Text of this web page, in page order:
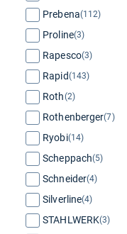
Prebena(112)
Proline(3)
Rapesco(3)
Rapid(143)
Roth(2)
Rothenberger(7)
Ryobi(14)
Scheppach(5)
Schneider(4)
Silverline(4)
STAHLWERK(3)